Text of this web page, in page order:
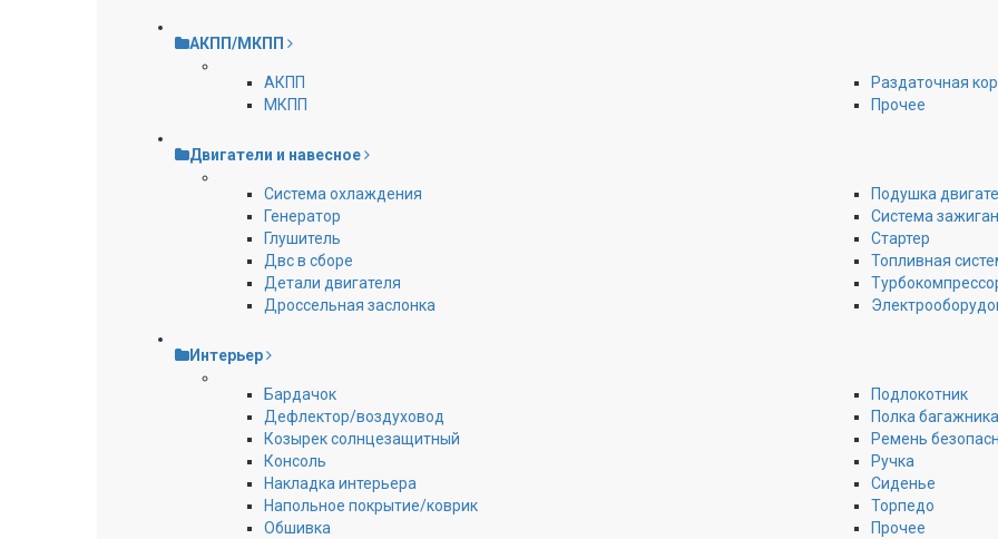
АКПП/МКПП
АКПП
МКПП
Раздаточная
Прочее
Двигатели и навесное
Cистема охлаждения
Генератор
Глушитель
Двс в сборе
Детали двигателя
Дроссельная заслонка
Подушка
Система
Стартер
Топливная
Интерьер
Бардачок
Дефлектор/воздуховод
Козырек солнцезащитный
Консоль
Накладка интерьера
Напольное покрытие/коврик
Обшивка
Подлокотник
Полка багажника
Ремень
Ручка
Сиденье
Торпедо
Прочее